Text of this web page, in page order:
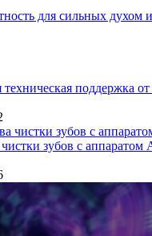
для сильных духом
техническая поддержка
зубов с аппаратом